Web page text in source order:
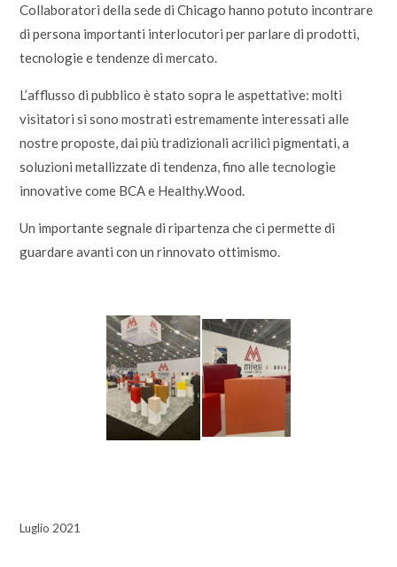
Collaboratori della sede di Chicago hanno potuto incontrare
di persona importanti interlocutori per parlare di prodotti,
tecnologie e tendenze di mercato.
L’afflusso di pubblico è stato sopra le aspettative: molti
visitatori si sono mostrati estremamente interessati alle
nostre proposte, dai più tradizionali acrilici pigmentati, a
soluzioni metallizzate di tendenza, fino alle tecnologie
innovative come BCA e Healthy.Wood.
Un importante segnale di ripartenza che ci permette di
guardare avanti con un rinnovato ottimismo.
Luglio 2021